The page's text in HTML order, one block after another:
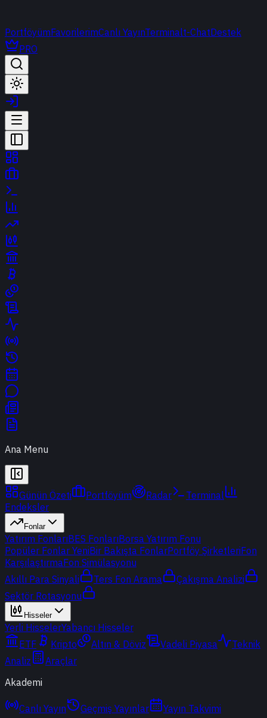
PortföyümFavorilerimCanlı YayınTerminalt-ChatDestek
PRO
Ana Menu
Günün Özeti Portföyüm Radar
Terminal
Endeksler
Fonlar
Yatırım FonlarıBES FonlarıBorsa Yatırım Fonu
Popüler Fonlar YeniBir Bakışta FonlarPortföy ŞirketleriFon
KarşılaştırmaFon Simülasyonu
Akıllı Para Sinyali
Ters Fon Arama
Çakışma Analizi
Sektör Rotasyonu
Hisseler
Yerli HisselerYabancı Hisseler
ETF
Kripto Altın & Döviz Vadeli Piyasa
Teknik
Analiz
Araçlar
Akademi
Canlı Yayın Geçmiş Yayınlar
Yayın Takvimi